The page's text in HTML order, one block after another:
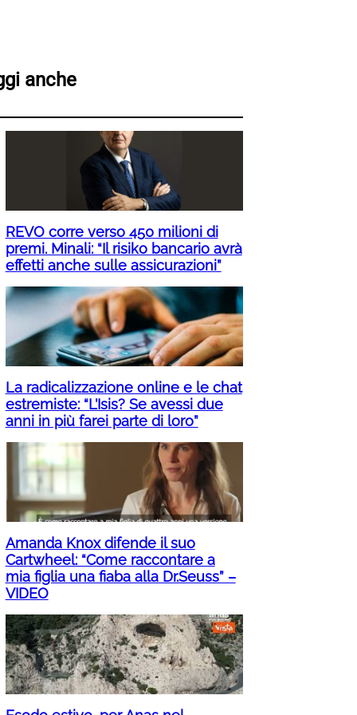
anche
REVO corre verso 450 milioni di
premi. Minali: “Il risiko bancario avrà
effetti anche sulle assicurazioni”
La radicalizzazione online e le chat
estremiste: “L’Isis? Se avessi due
anni in più farei parte di loro”
Amanda Knox difende il suo
Cartwheel: “Come raccontare a
mia figlia una fiaba alla Dr.Seuss” –
VIDEO